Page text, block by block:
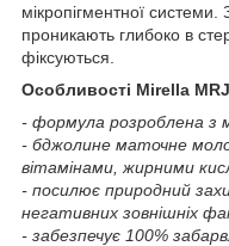
мікропігментної
проникають глибоко в
фіксуються.
Особливості Mirella
- формула розроблена з
- бджолине маточне
вітамінами, жирними
- посилює природний
негативних зовнішніх
- забезпечує 100%